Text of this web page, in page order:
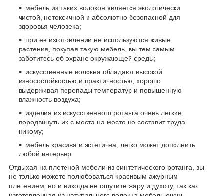
мебель из таких волокон является экологически
чистой, нетоксичной и абсолютно безопасной для
здоровья человека;
при ее изготовлении не используются живые
растения, покупая такую мебель, вы тем самым
заботитесь об охране окружающей среды;
искусственные волокна обладают высокой
износостойкостью и практичностью, хорошо
выдерживая перепады температур и повышенную
влажность воздуха;
изделия из искусственного ротанга очень легкие,
передвинуть их с места на место не составит труда
никому;
мебель красива и эстетична, легко может дополнить
любой интерьер.
Отдыхая на плетеной мебели из синтетического ротанга, вы
не только можете полюбоваться красивым ажурным
плетением, но и никогда не ощутите жару и духоту, так как